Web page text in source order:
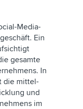
Media-
Ein
gesamte
In
die mittel-
und
im